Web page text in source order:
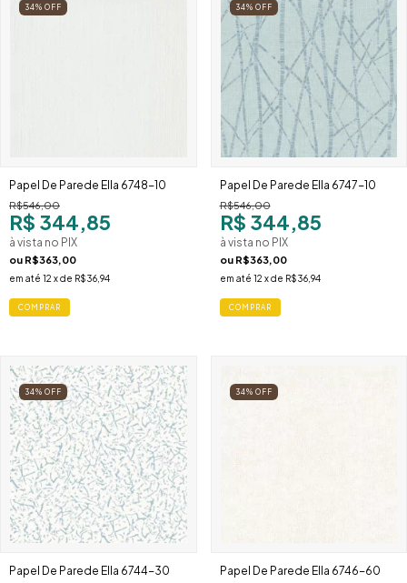
34% OFF
Papel De Parede Ella 6748-10
R$546,00
R$ 344,85
à vista no PIX
ou R$363,00
em até 12 x de R$36,94
34% OFF
Papel De Parede Ella 6747-10
R$546,00
R$ 344,85
à vista no PIX
ou R$363,00
em até 12 x de R$36,94
34% OFF
Papel De Parede Ella 6744-30
34% OFF
Papel De Parede Ella 6746-60